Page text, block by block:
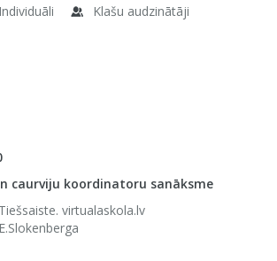
Individuāli
Klašu audzinātāji
caurviju koordinatoru sanāksme
Tiešsaiste. virtualaskola.lv
E.Slokenberga